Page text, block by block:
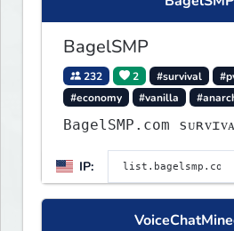
BagelSMP
232 2 #survival
#economy
#vanilla
BagelSMP.com
IP: